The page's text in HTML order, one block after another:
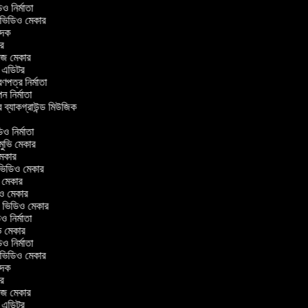
নির্মাতা
মেকার
মেকার
এডিটর
নির্মাতা
নির্মাতা
ব্যাকগ্রাউন্ড মিউজিক
নির্মাতা
মেকার
মেকার
মেকার
মেকার
মেকার
নির্মাতা
মেকার
নির্মাতা
মেকার
মেকার
এডিটর